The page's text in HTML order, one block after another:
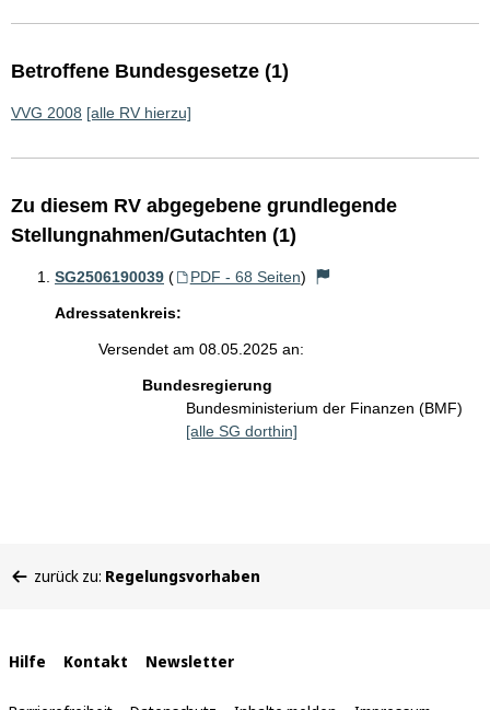
Betroffene Bundesgesetze (1)
VVG 2008 [alle RV hierzu]
Zu diesem RV abgegebene grundlegende
Stellungnahmen/Gutachten (1)
SG2506190039 ( PDF - 68 Seiten)
Adressatenkreis:
Versendet am 08.05.2025 an:
Bundesregierung
Bundesministerium der Finanzen (BMF)
[alle SG dorthin]
befinden
zurück zu: Regelungsvorhaben
Interne
Links
Hilfe Kontakt Newsletter